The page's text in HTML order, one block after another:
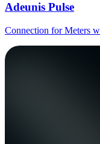
Adeunis Pulse
Connection for Meters